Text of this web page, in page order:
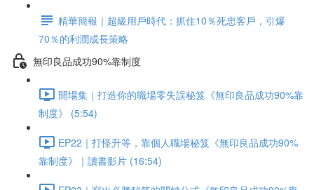
精華簡報｜超級用戶時代：抓住10％死忠客戶，引爆
70％的利潤成長策略
無印良品成功90%靠制度
開場集｜打造你的職場零失誤秘笈《無印良品成功90%靠
制度》 (5:54)
EP22｜打怪升等，靠個人職場秘笈《無印良品成功90%
靠制度》｜讀書影片 (16:54)